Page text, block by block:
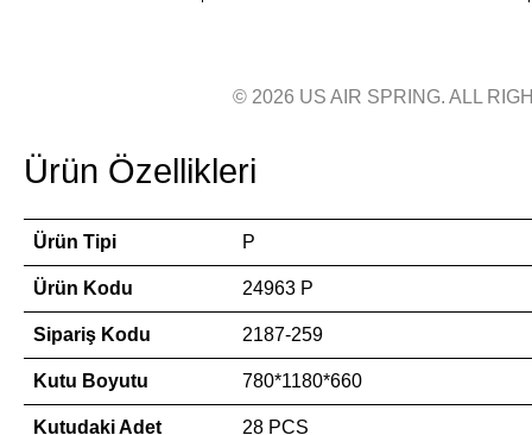
© 2026 US AIR SPRING. ALL
Ürün Özellikleri
Ürün Tipi P
Ürün Kodu 24963 P
Sipariş Kodu 2187-259
Kutu Boyutu 780*1180*660
Kutudaki Adet 28 PCS